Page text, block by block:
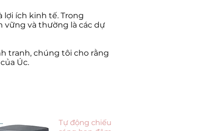
ích kinh tế. Trong
vững và thường là các dự
tranh, chúng tôi cho rằng
Úc.
Tự động chiếu